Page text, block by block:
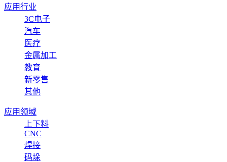
应用行业
3C电子
汽车
医疗
金属加工
教育
新零售
其他
应用领域
上下料
CNC
焊接
码垛